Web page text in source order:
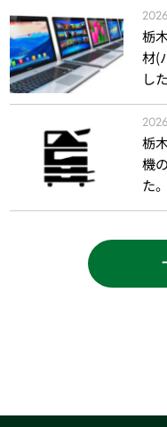
栃
材(
し
栃
機
た